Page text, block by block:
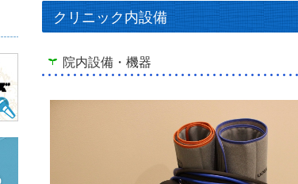
クリニック内設備
院内設備・機器